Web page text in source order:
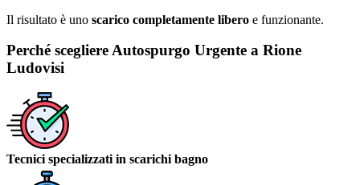
Il risultato è uno scarico completamente libero e funzionante.
Perché scegliere Autospurgo Urgente a Rione
Ludovisi
Tecnici specializzati in scarichi bagno